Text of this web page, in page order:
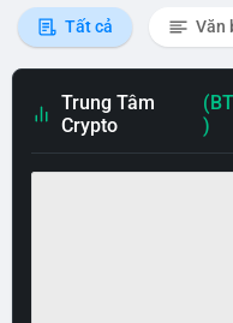
Tất cả Văn
Trung Tâm
Crypto
)